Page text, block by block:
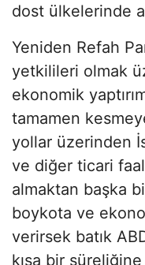
dost ülkelerinde
Yeniden Refah
yetkilileri olmak
ekonomik
tamamen
yollar üzerinden
ve diğer ticari
almaktan başka
boykota ve
verirsek batık
kısa bir